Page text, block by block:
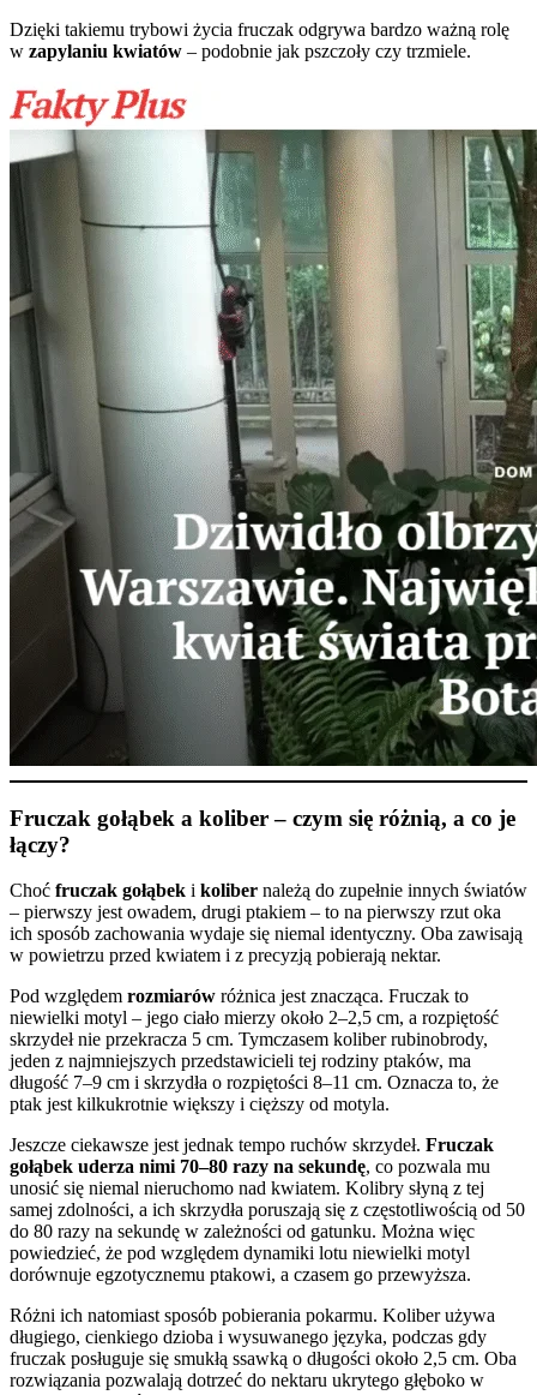
Dzięki takiemu trybowi życia fruczak odgrywa bardzo ważną rolę
w zapylaniu kwiatów – podobnie jak pszczoły czy trzmiele.
Fruczak gołąbek a koliber – czym się różnią, a co je
łączy?
Choć fruczak gołąbek i koliber należą do zupełnie innych światów
– pierwszy jest owadem, drugi ptakiem – to na pierwszy rzut oka
ich sposób zachowania wydaje się niemal identyczny. Oba zawisają
w powietrzu przed kwiatem i z precyzją pobierają nektar.
Pod względem rozmiarów różnica jest znacząca. Fruczak to
niewielki motyl – jego ciało mierzy około 2–2,5 cm, a rozpiętość
skrzydeł nie przekracza 5 cm. Tymczasem koliber rubinobrody,
jeden z najmniejszych przedstawicieli tej rodziny ptaków, ma
długość 7–9 cm i skrzydła o rozpiętości 8–11 cm. Oznacza to, że
ptak jest kilkukrotnie większy i cięższy od motyla.
Jeszcze ciekawsze jest jednak tempo ruchów skrzydeł. Fruczak
gołąbek uderza nimi 70–80 razy na sekundę, co pozwala mu
unosić się niemal nieruchomo nad kwiatem. Kolibry słyną z tej
samej zdolności, a ich skrzydła poruszają się z częstotliwością od 50
do 80 razy na sekundę w zależności od gatunku. Można więc
powiedzieć, że pod względem dynamiki lotu niewielki motyl
dorównuje egzotycznemu ptakowi, a czasem go przewyższa.
Różni ich natomiast sposób pobierania pokarmu. Koliber używa
długiego, cienkiego dzioba i wysuwanego języka, podczas gdy
fruczak posługuje się smukłą ssawką o długości około 2,5 cm. Oba
rozwiązania pozwalają dotrzeć do nektaru ukrytego głęboko w